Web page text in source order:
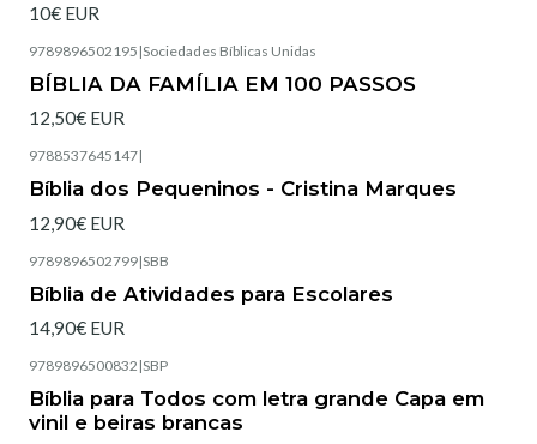
10€ EUR
9789896502195 |Sociedades Bíblicas Unidas
BÍBLIA DA FAMÍLIA EM 100 PASSOS
12,50€ EUR
9788537645147|
Bíblia dos Pequeninos - Cristina Marques
12,90€ EUR
9789896502799|SBB
Bíblia de Atividades para Escolares
14,90€ EUR
9789896500832 |SBP
Bíblia para Todos com letra grande Capa em
vinil e beiras brancas